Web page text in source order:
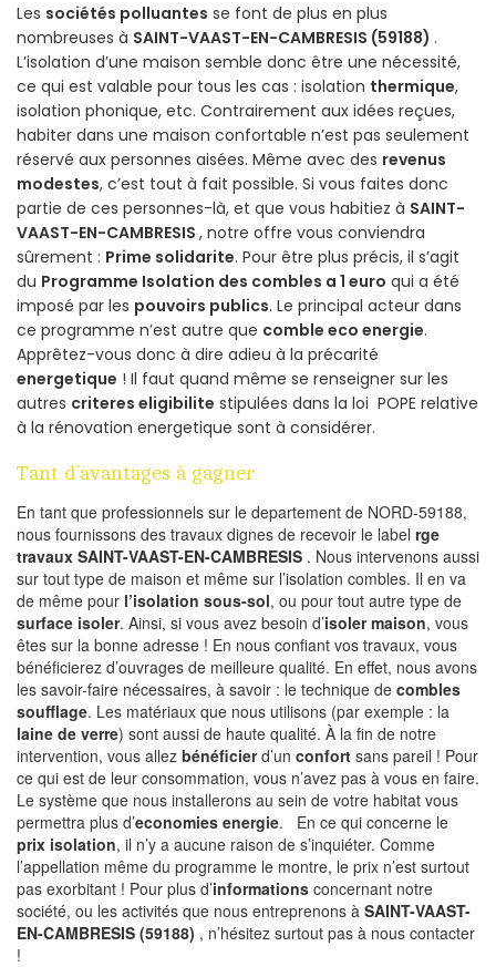
Les sociétés polluantes se font de plus en plus
nombreuses à SAINT-VAAST-EN-CAMBRESIS (59188) .
L’isolation d’une maison semble donc être une nécessité,
ce qui est valable pour tous les cas : isolation thermique,
isolation phonique, etc. Contrairement aux idées reçues,
habiter dans une maison confortable n’est pas seulement
réservé aux personnes aisées. Même avec des revenus
modestes, c’est tout à fait possible. Si vous faites donc
partie de ces personnes-là, et que vous habitiez à SAINT-
VAAST-EN-CAMBRESIS , notre offre vous conviendra
sûrement : Prime solidarite. Pour être plus précis, il s’agit
du Programme Isolation des combles a 1 euro qui a été
imposé par les pouvoirs publics. Le principal acteur dans
ce programme n’est autre que comble eco energie.
Apprêtez-vous donc à dire adieu à la précarité
energetique ! Il faut quand même se renseigner sur les
autres criteres eligibilite stipulées dans la loi POPE relative
à la rénovation energetique sont à considérer.
Tant d’avantages à gagner
En tant que professionnels sur le departement de NORD-59188,
nous fournissons des travaux dignes de recevoir le label rge
travaux SAINT-VAAST-EN-CAMBRESIS . Nous intervenons aussi
sur tout type de maison et même sur l’isolation combles. Il en va
de même pour l’isolation sous-sol, ou pour tout autre type de
surface isoler. Ainsi, si vous avez besoin d’isoler maison, vous
êtes sur la bonne adresse ! En nous confiant vos travaux, vous
bénéficierez d’ouvrages de meilleure qualité. En effet, nous avons
les savoir-faire nécessaires, à savoir : le technique de combles
soufflage. Les matériaux que nous utilisons (par exemple : la
laine de verre) sont aussi de haute qualité. À la fin de notre
intervention, vous allez bénéficierd’un confort sans pareil ! Pour
ce qui est de leur consommation, vous n’avez pas à vous en faire.
Le système que nous installerons au sein de votre habitat vous
permettra plus d’economies energie. En ce qui concerne le
prix isolation, il n’y a aucune raison de s’inquiéter. Comme
l’appellation même du programme le montre, le prix n’est surtout
pas exorbitant ! Pour plus d’informations concernant notre
société, ou les activités que nous entreprenons à SAINT-VAAST-
EN-CAMBRESIS (59188) , n’hésitez surtout pas à nous contacter
!